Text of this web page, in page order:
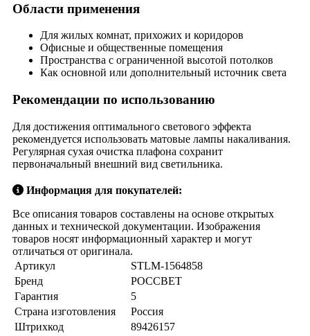
Области применения
Для жилых комнат, прихожих и коридоров
Офисные и общественные помещения
Пространства с ограниченной высотой потолков
Как основной или дополнительный источник света
Рекомендации по использованию
Для достижения оптимального светового эффекта
рекомендуется использовать матовые лампы накаливания.
Регулярная сухая очистка плафона сохранит
первоначальный внешний вид светильника.
Информация для покупателей:
Все описания товаров составлены на основе открытых
данных и технической документации. Изображения
товаров носят информационный характер и могут
отличаться от оригинала.
Артикул
STLM-1564858
Бренд
РОССВЕТ
Гарантия
5
Страна изготовления
Россия
Штрихкод
89426157